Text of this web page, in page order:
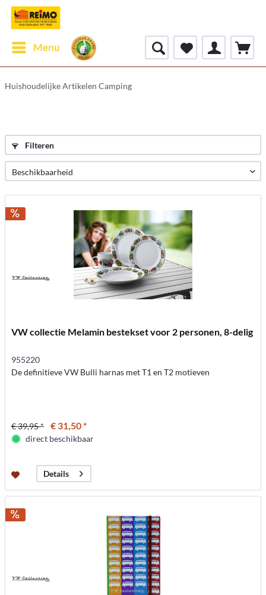
Menu
Huishoudelijke Artikelen Camping
Filteren
VW collectie Melamin bestekset voor 2 personen, 8-delig
955220
De definitieve VW Bulli harnas met T1 en T2 motieven
€ 39,95 * € 31,50 *
direct beschikbaar
Details